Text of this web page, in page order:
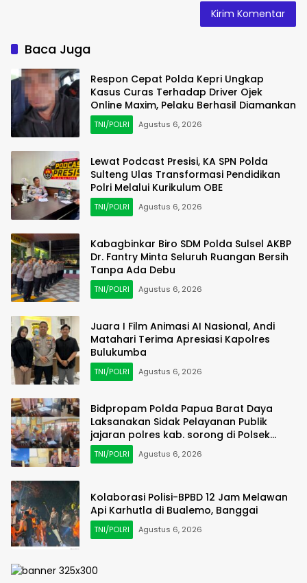
Baca Juga
Respon Cepat Polda Kepri Ungkap
Kasus Curas Terhadap Driver Ojek
Online Maxim, Pelaku Berhasil Diamankan
TNI/POLRI Agustus 6, 2026
Lewat Podcast Presisi, KA SPN Polda
Sulteng Ulas Transformasi Pendidikan
Polri Melalui Kurikulum OBE
TNI/POLRI Agustus 6, 2026
Kabagbinkar Biro SDM Polda Sulsel AKBP
Dr. Fantry Minta Seluruh Ruangan Bersih
Tanpa Ada Debu
TNI/POLRI Agustus 6, 2026
Juara I Film Animasi AI Nasional, Andi
Matahari Terima Apresiasi Kapolres
Bulukumba
TNI/POLRI Agustus 6, 2026
Bidpropam Polda Papua Barat Daya
Laksanakan Sidak Pelayanan Publik
jajaran polres kab. sorong di Polsek
Salawati
TNI/POLRI Agustus 6, 2026
Kolaborasi Polisi-BPBD 12 Jam Melawan
Api Karhutla di Bualemo, Banggai
TNI/POLRI Agustus 6, 2026